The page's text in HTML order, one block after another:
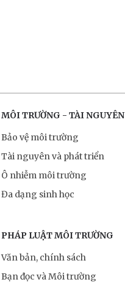
MÔI TRƯỜNG - TÀI NGUYÊN
Bảo vệ môi trường
Tài nguyên và phát triển
Ô nhiễm môi trường
Đa dạng sinh học
PHÁP LUẬT MÔI TRƯỜNG
Văn bản, chính sách
Bạn đọc và Môi trường